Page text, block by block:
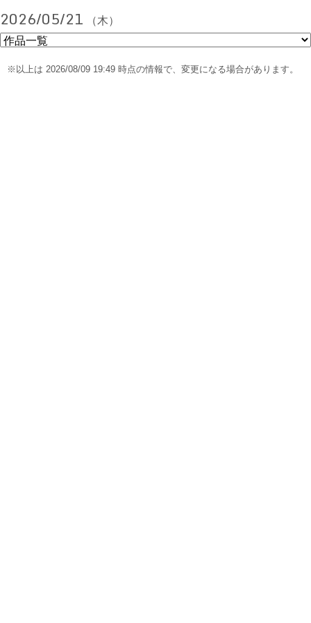
2026/05/21 （木）
※以上は 2026/08/09 19:49 時点の情報で、変更になる場合があります。